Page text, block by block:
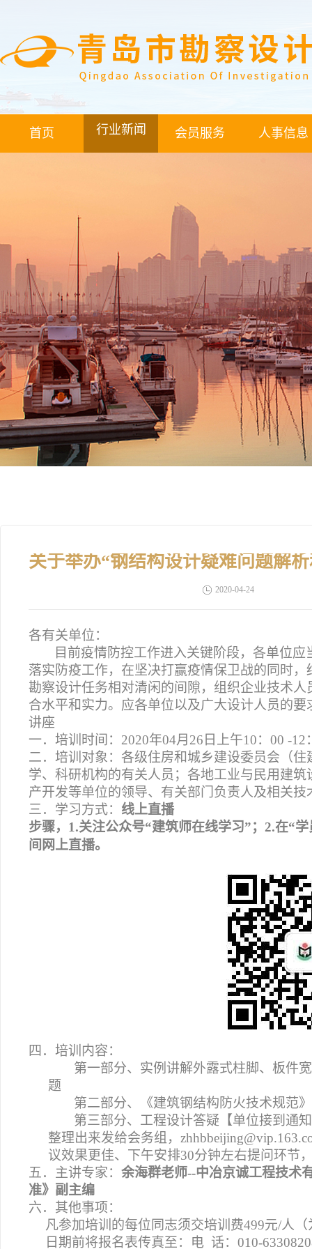
首页 行业新闻 会员服务 人事信息
2020-04-24
各有关单位：
目前疫情防控工作进入关键阶段，各单位
落实防疫工作，在坚决打赢疫情保卫战的同时
勘察设计任务相对清闲的间隙，组织企业技术
合水平和实力。应各单位以及广大设计人员的
讲座
一．培训时间：2020年04月26日上午10：00 -12
二．培训对象：各级住房和城乡建设委员会（
学、科研机构的有关人员；各地工业与民用建
产开发等单位的领导、有关部门负责人及相关技
三．学习方式： 线上直播
步骤，1.关注公众号“建筑师在线学习”；2.在“
间网上直播。
四．培训内容：
第一部分、实例讲解外露式柱脚、板件
题
第二部分、《建筑钢结构防火技术规范
第三部分、工程设计答疑【单位接到通
整理出来发给会务组，
议效果更佳、下午安排30分钟左右提问环节
五．主讲专家： 余海群老师--中冶京诚工程技术
准》副主编
六．其他事项：
凡参加培训的每位同志须交培训费499元/人
日期前将报名表传真至：电 话：010-